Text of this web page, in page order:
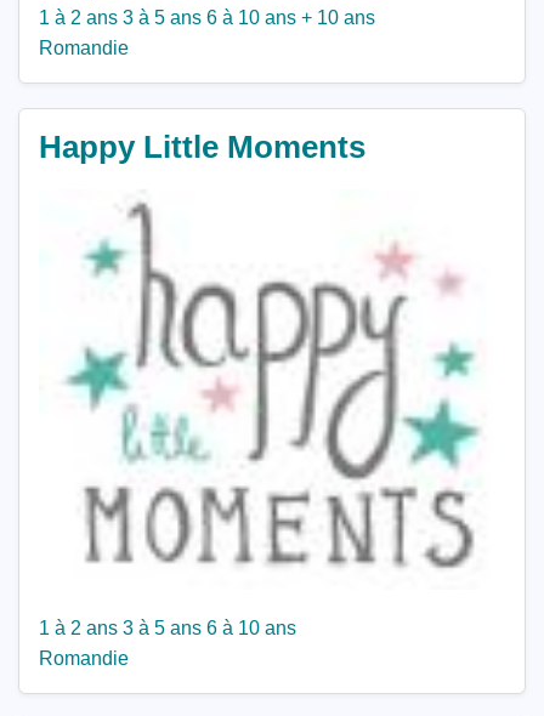
1 à 2 ans 3 à 5 ans 6 à 10 ans + 10 ans
Romandie
Happy Little Moments
1 à 2 ans 3 à 5 ans 6 à 10 ans
Romandie